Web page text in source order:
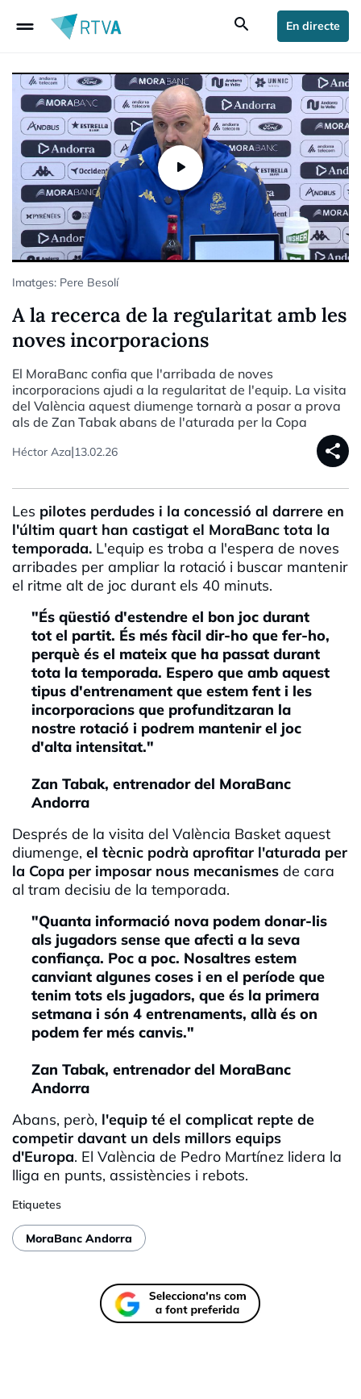
drag_handle search En directe
Imatges: Pere Besolí
A la recerca de la regularitat amb les
noves incorporacions
El MoraBanc confia que l'arribada de noves
incorporacions ajudi a la regularitat de l'equip. La visita
del València aquest diumenge tornarà a posar a prova
als de Zan Tabak abans de l'aturada per la Copa
Héctor Aza|13.02.26 share
Les pilotes perdudes i la concessió al darrere en
l'últim quart han castigat el MoraBanc tota la
temporada. L'equip es troba a l'espera de noves
arribades per ampliar la rotació i buscar mantenir
el ritme alt de joc durant els 40 minuts.
"És qüestió d'estendre el bon joc durant
tot el partit. És més fàcil dir-ho que fer-ho,
perquè és el mateix que ha passat durant
tota la temporada. Espero que amb aquest
tipus d'entrenament que estem fent i les
incorporacions que profunditzaran la
nostre rotació i podrem mantenir el joc
d'alta intensitat."
Zan Tabak, entrenador del MoraBanc
Andorra
Després de la visita del València Basket aquest
diumenge, el tècnic podrà aprofitar l'aturada per
la Copa per imposar nous mecanismes de cara
al tram decisiu de la temporada.
"Quanta informació nova podem donar-lis
als jugadors sense que afecti a la seva
confiança. Poc a poc. Nosaltres estem
canviant algunes coses i en el període que
tenim tots els jugadors, que és la primera
setmana i són 4 entrenaments, allà és on
podem fer més canvis."
Zan Tabak, entrenador del MoraBanc
Andorra
Abans, però, l'equip té el complicat repte de
competir davant un dels millors equips
d'Europa. El València de Pedro Martínez lidera la
lliga en punts, assistències i rebots.
Etiquetes
MoraBanc Andorra